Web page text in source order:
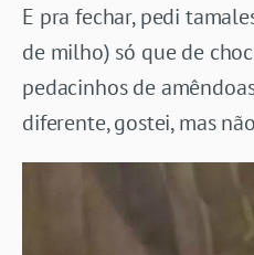
E pra fechar, pedi
de milho) só que de
pedacinhos de
diferente, gostei, mas